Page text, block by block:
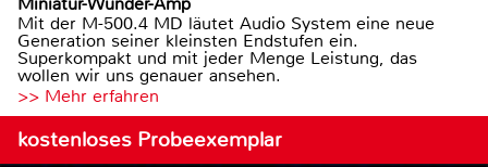
Mit der M-500.4 MD läutet Audio System eine neue
Generation seiner kleinsten Endstufen ein.
Superkompakt und mit jeder Menge Leistung, das
wollen wir uns genauer ansehen.
>> Mehr erfahren
kostenloses Probeexemplar